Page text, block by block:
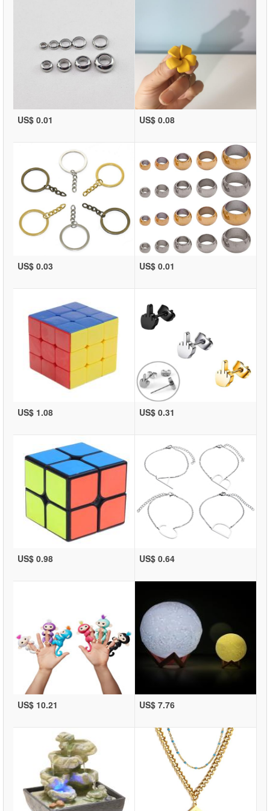
US$ 0.01 US$ 0.08
US$ 0.03 US$ 0.01
US$ 1.08 US$ 0.31
US$ 0.98 US$ 0.64
US$ 10.21 US$ 7.76